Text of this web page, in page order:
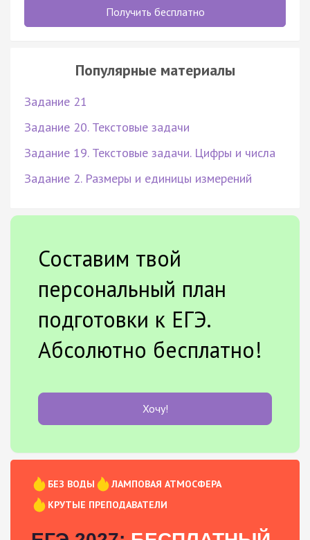
Получить бесплатно
Популярные материалы
Задание 21
Задание 20. Текстовые задачи
Задание 19. Текстовые задачи. Цифры и числа
Задание 2. Размеры и единицы измерений
Составим твой
персональный план
подготовки к ЕГЭ.
Абсолютно бесплатно!
Хочу!
БЕЗ ВОДЫ
ЛАМПОВАЯ АТМОСФЕРА
КРУТЫЕ ПРЕПОДАВАТЕЛИ